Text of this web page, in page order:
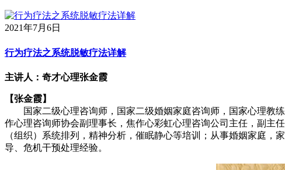
2021年7月6日
行为疗法之系统脱敏疗法详解
主讲人：奇才心理张金霞
【张金霞】
国家二级心理咨询师，国家二级婚姻家庭咨询师，国家心理教练
作心理咨询师协会副理事长，焦作心彩虹心理咨询公司主任，副主
（组织）系统排列，精神分析，催眠静心等培训；从事婚姻家庭
导、危机干预处理经验。